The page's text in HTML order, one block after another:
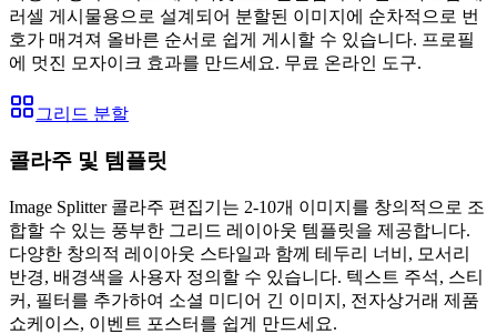
러셀 게시물용으로 설계되어 분할된 이미지에 순차적으로 번
호가 매겨져 올바른 순서로 쉽게 게시할 수 있습니다. 프로필
에 멋진 모자이크 효과를 만드세요. 무료 온라인 도구.
그리드 분할
콜라주 및 템플릿
Image Splitter 콜라주 편집기는 2-10개 이미지를 창의적으로 조
합할 수 있는 풍부한 그리드 레이아웃 템플릿을 제공합니다.
다양한 창의적 레이아웃 스타일과 함께 테두리 너비, 모서리
반경, 배경색을 사용자 정의할 수 있습니다. 텍스트 주석, 스티
커, 필터를 추가하여 소셜 미디어 긴 이미지, 전자상거래 제품
쇼케이스, 이벤트 포스터를 쉽게 만드세요.